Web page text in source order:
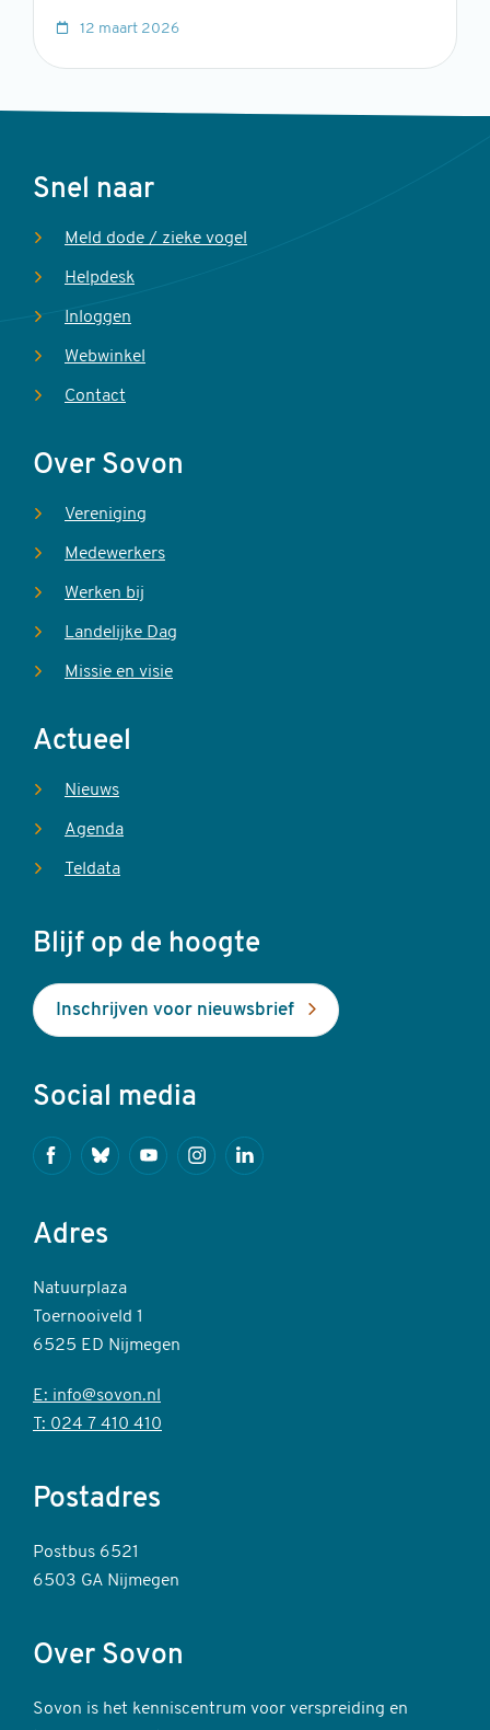
12 maart 2026
Voet
Snel naar
Meld dode / zieke vogel
Helpdesk
Inloggen
Webwinkel
Contact
Over Sovon
Vereniging
Medewerkers
Werken bij
Landelijke Dag
Missie en visie
Actueel
Nieuws
Agenda
Teldata
Blijf op de hoogte
Inschrijven voor nieuwsbrief
Social media
FacebookBlueskyYoutubeInstagramLinkedin
Adres
Natuurplaza
Toernooiveld 1
6525 ED Nijmegen
E: info@sovon.nl
T: 024 7 410 410
Postadres
Postbus 6521
6503 GA Nijmegen
Over Sovon
Sovon is het kenniscentrum voor verspreiding en